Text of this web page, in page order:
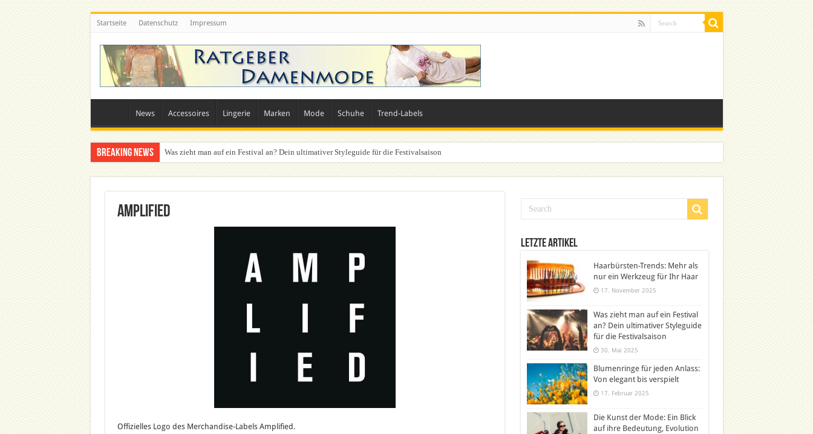
Startseite Datenschutz Impressum
News Accessoires Lingerie Marken Mode Schuhe Trend-Labels
Breaking News Was zieht man auf ein Festival an? Dein ultimativer Styleguide für die Festivalsaison
Amplified
Offizielles Logo des Merchandise-Labels Amplified.
Letzte Artikel
Haarbürsten-Trends: Mehr als
nur ein Werkzeug für Ihr Haar
17. November 2025
Was zieht man auf ein Festival
an? Dein ultimativer Styleguide
für die Festivalsaison
30. Mai 2025
Blumenringe für jeden Anlass:
Von elegant bis verspielt
17. Februar 2025
Die Kunst der Mode: Ein Blick
auf ihre Bedeutung, Evolution